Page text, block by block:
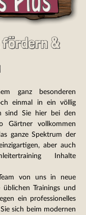
&
ganz besonderen
einmal in ein völlig
sind Sie hier bei den
Gärtner vollkommen
ganze Spektrum der
aber auch
Inhalte
von uns in neue
Trainings und
ein professionelles
sich beim modernen